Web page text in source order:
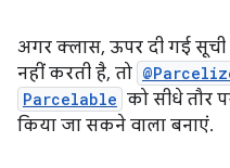
अगर क्लास, ऊपर दी गई
नहीं करती है, तो
Parcelable को सीधे तौर
किया जा सकने वाला बनाएं.